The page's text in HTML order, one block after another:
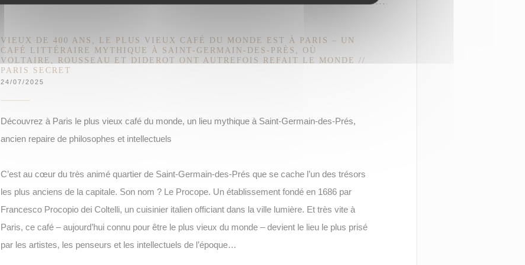
VIEUX DE 400 ANS, LE PLUS VIEUX CAFÉ DU MONDE EST À PARIS – UN
CAFÉ LITTÉRAIRE MYTHIQUE À SAINT-GERMAIN-DES-PRÈS, OÙ
VOLTAIRE, ROUSSEAU ET DIDEROT ONT AUTREFOIS REFAIT LE MONDE //
PARIS SECRET
24/07/2025
Découvrez à Paris le plus vieux café du monde, un lieu mythique à Saint-Germain-des-Prés,
ancien repaire de philosophes et intellectuels
C’est au cœur du très animé quartier de Saint-Germain-des-Prés que se cache l’un des trésors
les plus anciens de la capitale. Son nom ? Le Procope. Un établissement fondé en 1686 par
Francesco Procopio dei Coltelli, un cuisinier italien officiant dans la ville lumière. Et très vite à
Paris, ce café – aujourd’hui connu pour être le plus vieux du monde – devient le lieu le plus prisé
par les artistes, les penseurs et les intellectuels de l’époque…